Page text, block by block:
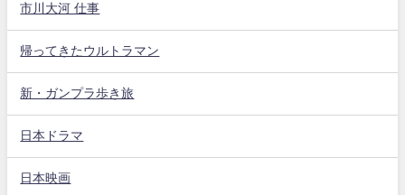
市川大河 仕事
帰ってきたウルトラマン
新・ガンプラ歩き旅
日本ドラマ
日本映画